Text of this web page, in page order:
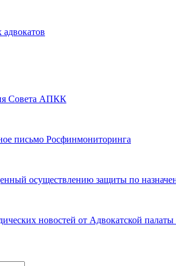
Совета АПКК
письмо Росфинмониторинга
осуществлению защиты по
новостей от Адвокатской палаты